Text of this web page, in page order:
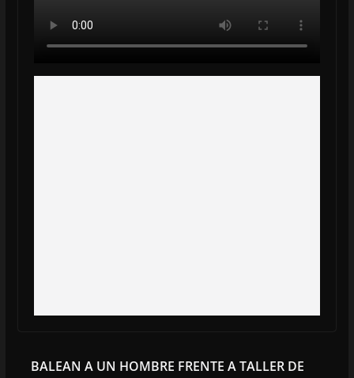
BALEAN A UN HOMBRE FRENTE A TALLER DE